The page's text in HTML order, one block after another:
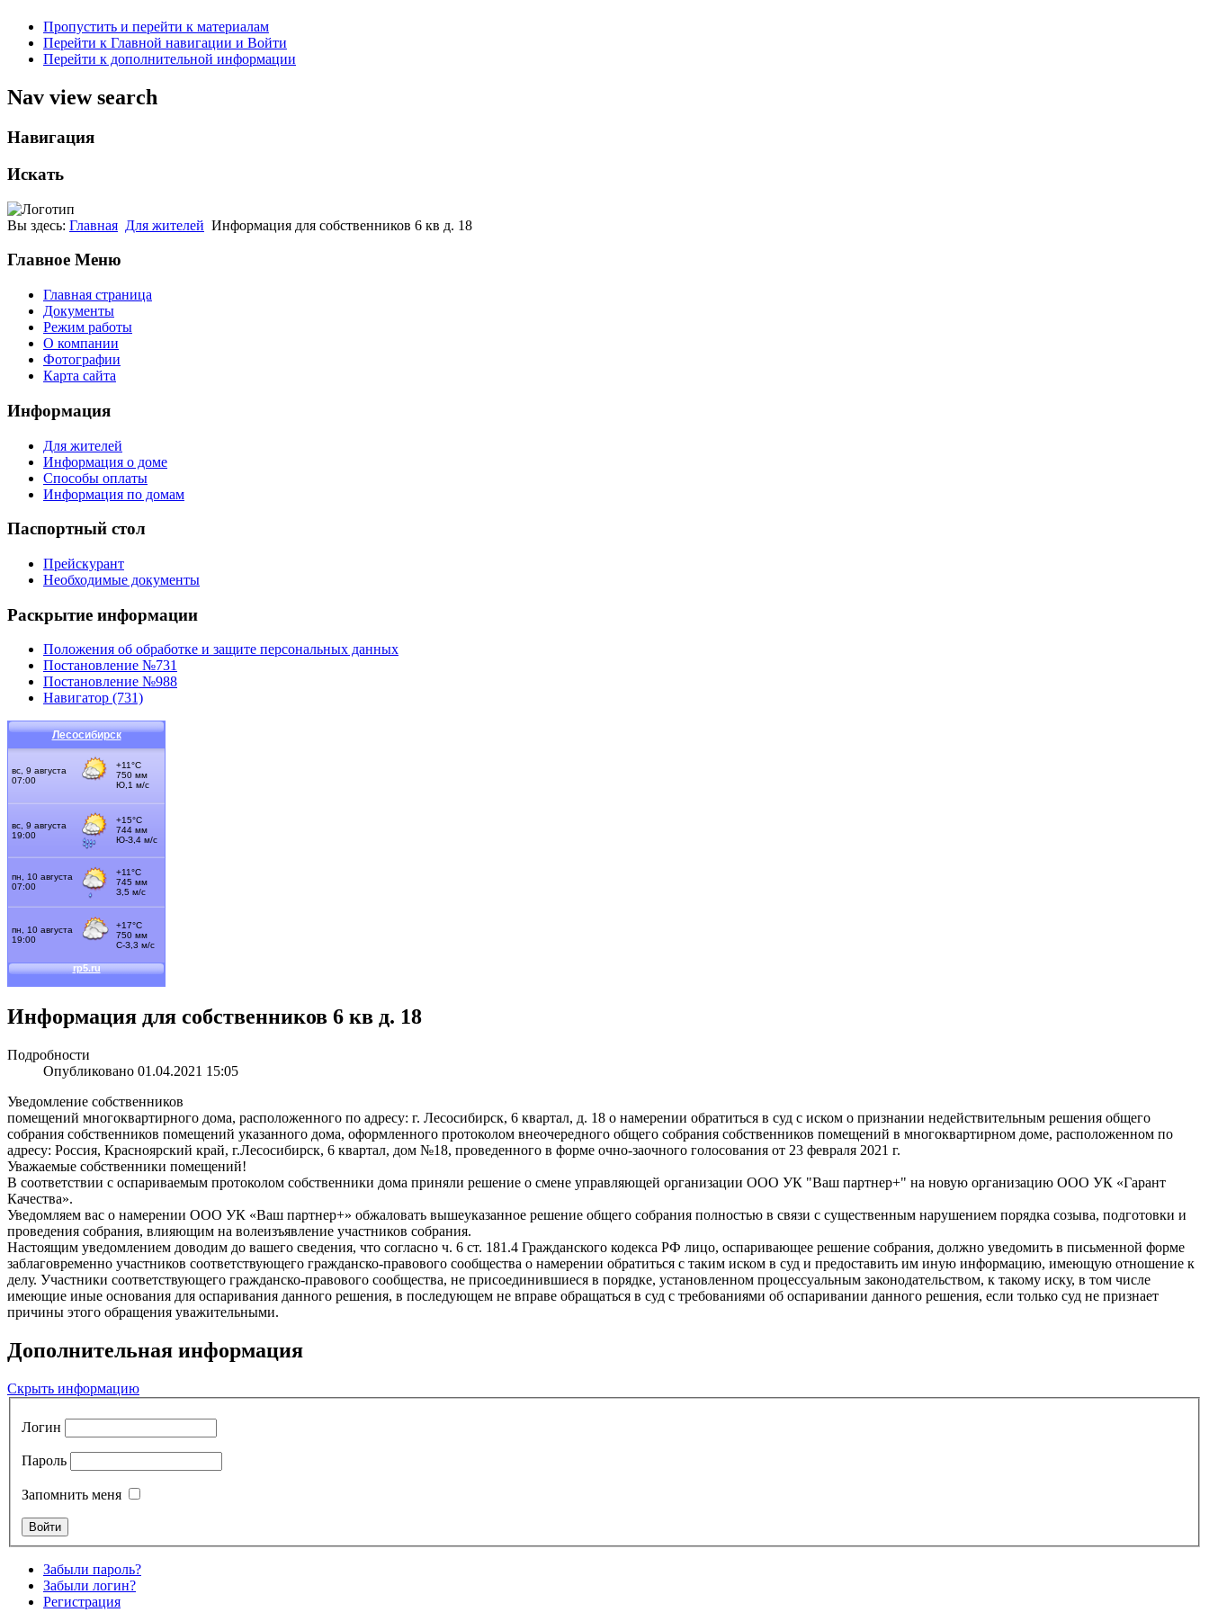
Пропустить и перейти к материалам
Перейти к Главной навигации и Войти
Перейти к дополнительной информации
Nav view search
Навигация
Искать
Вы здесь: Главная Для жителей Информация для собственников 6 кв д. 18
Главное Меню
Главная страница
Документы
Режим работы
О компании
Фотографии
Карта сайта
Информация
Для жителей
Информация о доме
Способы оплаты
Информация по домам
Паспортный стол
Прейскурант
Необходимые документы
Раскрытие информации
Положения об обработке и защите персональных данных
Постановление №731
Постановление №988
Навигатор (731)
Лесосибирск
Информация для собственников 6 кв д. 18
Подробности
Опубликовано 01.04.2021 15:05
Уведомление собственников
помещений многоквартирного дома, расположенного по адресу: г. Лесосибирск, 6 квартал, д. 18 о намерении обратиться в суд с иском о признании недействительным решения общего
собрания собственников помещений указанного дома, оформленного протоколом внеочередного общего собрания собственников помещений в многоквартирном доме, расположенном по
адресу: Россия, Красноярский край, г.Лесосибирск, 6 квартал, дом №18, проведенного в форме очно-заочного голосования от 23 февраля 2021 г.
Уважаемые собственники помещений!
В соответствии с оспариваемым протоколом собственники дома приняли решение о смене управляющей организации ООО УК "Ваш партнер+" на новую организацию ООО УК «Гарант
Качества».
Уведомляем вас о намерении ООО УК «Ваш партнер+» обжаловать вышеуказанное решение общего собрания полностью в связи с существенным нарушением порядка созыва, подготовки и
проведения собрания, влияющим на волеизъявление участников собрания.
Настоящим уведомлением доводим до вашего сведения, что согласно ч. 6 ст. 181.4 Гражданского кодекса РФ лицо, оспаривающее решение собрания, должно уведомить в письменной форме
заблаговременно участников соответствующего гражданско-правового сообщества о намерении обратиться с таким иском в суд и предоставить им иную информацию, имеющую отношение к
делу. Участники соответствующего гражданско-правового сообщества, не присоединившиеся в порядке, установленном процессуальным законодательством, к такому иску, в том числе
имеющие иные основания для оспаривания данного решения, в последующем не вправе обращаться в суд с требованиями об оспаривании данного решения, если только суд не признает
причины этого обращения уважительными.
Дополнительная информация
Скрыть информацию
Логин
Пароль
Запомнить меня
Забыли пароль?
Забыли логин?
Регистрация